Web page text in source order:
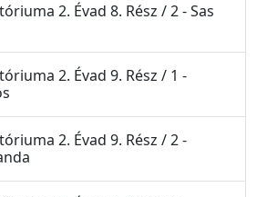
2. Évad 8. Rész / 2 - Sas
2. Évad 9. Rész / 1 -
2. Évad 9. Rész / 2 -